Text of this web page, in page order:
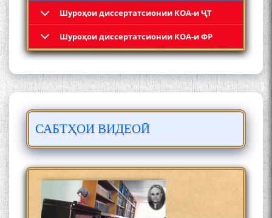
Шyроҳои диссертатсионии КОА-и ҶТ
Шyроҳои диссертатсионии КОА-и ФР
САБТҲОИ ВИДЕОӢ
Кадамчо Худои Шарифзода
Сайре дар Осорхона
Муҳаммадҷон Раҳимӣ